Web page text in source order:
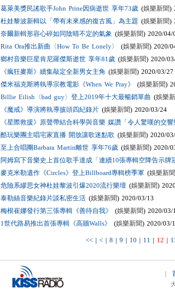
葛萊美獎民謠歌手John Prine因病逝世 享年73歲 (娛樂新聞)
杜娃黎波新輯以「帶有未來感的復古風」為主題 (娛樂新聞)
奈爾新輯形容心碎如同陰晴不定的氣象 (娛樂新聞) 2020/04/
Rita Ora推出新曲〈How To Be Lonely〉
(娛樂新聞) 2020/
鄉村音樂巨星肯尼羅傑斯逝世 享年81歲 (娛樂新聞) 2020/
《瘋狂麥斯》續集敲定全新男女主角 (娛樂新聞) 2020/03/27
傑米福克斯將執導宗教電影《When We Pray》
(娛樂新聞)
Billie Eilish〈bad guy〉登上2019年十大最暢銷單曲 (娛樂
《魔戒》導演將執導披頭四紀錄片 (娛樂新聞) 2020/03/24
《星際救援》原聲帶結合科學與音樂 媒讚「令人驚嘆的交響
酷玩樂團主唱宅家直播 開放讓歌迷點歌 (娛樂新聞) 2020/
至上合唱團Barbara Martin離世 享年76歲 (娛樂新聞) 2020/
阿姆寫下音樂史上首位歌手達成「連續10張專輯空降告示牌
麥克米勒遺作《Circles》登上Billboard專輯榜季軍 (娛樂新聞
危險系繆思女神杜娃黎波引爆2020流行樂壇 (娛樂新聞)
泰勒絲音樂紀錄片談私密生活 (娛樂新聞) 2020/03/13
梅根崔娜發行第三張專輯《善待自我》
(娛樂新聞) 2020/03/
1世代路易推出首張專輯《高牆Walls》
(娛樂新聞) 2020/03/
<<| <| 8 | 9 | 10 | 11 | 12 |